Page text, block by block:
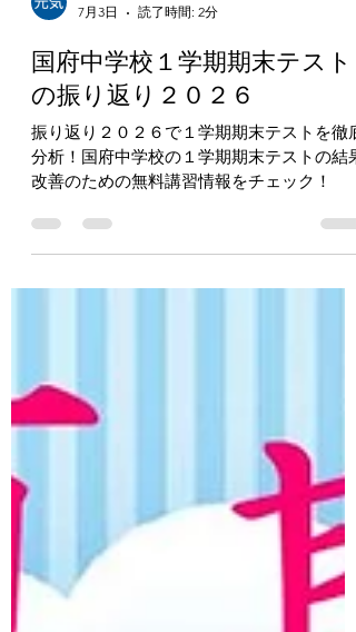
元気 東
7月3日
読了時間: 2分
国府中学校１学期期末テスト
の振り返り２０２６
分析！国府中学校の１学期期末テストの結果